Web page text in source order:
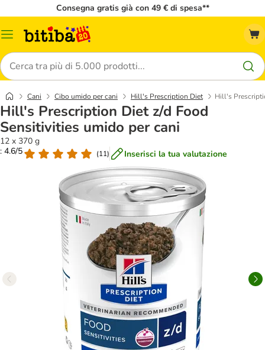
Consegna gratis già con 49 € di spesa**
Overview
Cerca
Cani Cibo umido per cani Hill's Prescription Diet Hill's
Hill's Prescription Diet z/d Food
Sensitivities umido per cani
12 x 370 g
: 4.6/5
(11) Inserisci la tua valutazione